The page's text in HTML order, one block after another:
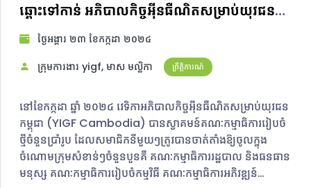
ឆ្ពោះទៅកាន់ អភិបាលកិច្ចអ៊ីនធឺណិតសម្រាប់យុវជន
កម្ពុជា ២០២៤
ថ្ងៃ​អង្គារ ២៣ ខែ​កក្កដា ២០២៤​
ក្រុមការងារ yigf, មាស មល្លិកា​
ព្រឹត្តិការណ៍
នៅខែកក្កដា ឆ្នាំ ២០២៤ វេទិកាអភិបាលកិច្ចអ៊ីនធឺណិតសម្រាប់យុវជន
កម្ពុជា (YIGF Cambodia) បានស្វាគមន៍គណៈកម្មាធិការរៀបចំ
ថ្មីចំនួនប្រាំរូប ​ដែលសមាជិកនីមួយៗត្រូវបានចាត់តាំងឱ្យចូលក្នុង
ចំណោមក្រុមសំខាន់ៗចំនួនបួនគឺ គណៈកម្មាធិការរដ្ឋបាល និងធនធាន
មនុស្ស គណៈកម្មាធិការរៀបចំកម្មវិធី គណៈកម្មាធិការអភិវឌ្ឍន៍